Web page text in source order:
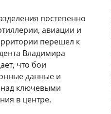
постепенно
авиации и
перешел к
Владимира
что бои
данные и
над ключевыми
в центре.